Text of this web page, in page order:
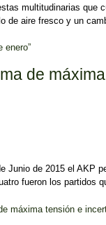
multitudinarias que
de aire fresco y un
enero”
de
Junio de 2015 el AKP
fueron los partidos
máxima tensión e